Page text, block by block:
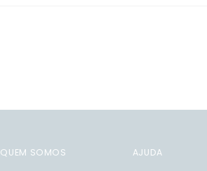
QUEM SOMOS AJUDA